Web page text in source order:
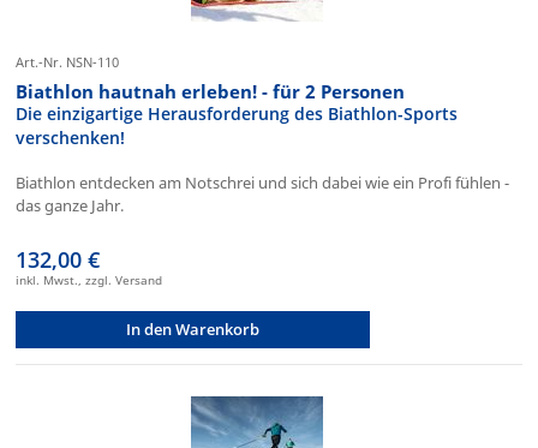
Art.-Nr. NSN-110
Biathlon hautnah erleben! - für 2 Personen
Die einzigartige Herausforderung des Biathlon-Sports
verschenken!
Biathlon entdecken am Notschrei und sich dabei wie ein Profi fühlen -
das ganze Jahr.
132,00 €
inkl. Mwst., zzgl. Versand
In den Warenkorb